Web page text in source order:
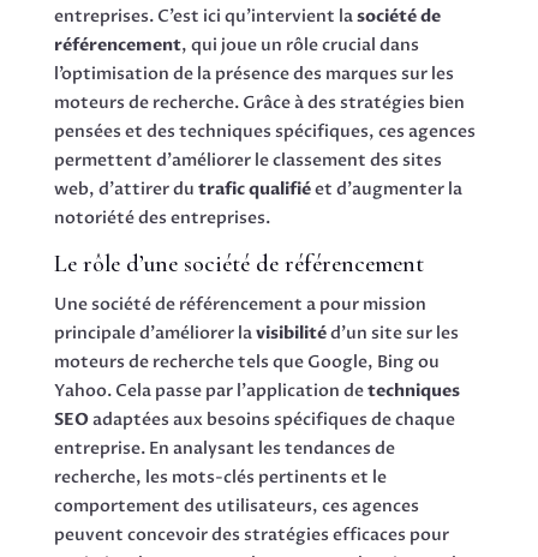
entreprises. C’est ici qu’intervient lasociété de
référencement, qui joue un rôle crucial dans
l’optimisation de la présence des marques sur les
moteurs de recherche. Grâce à des stratégies bien
pensées et des techniques spécifiques, ces agences
permettent d’améliorer le classement des sites
web, d’attirer du trafic qualifiéet d’augmenter la
notoriété des entreprises.
Le rôle d’une société de référencement
Une société de référencement a pour mission
principale d’améliorer lavisibilitéd’un site sur les
moteurs de recherche tels que Google, Bing ou
Yahoo. Cela passe par l’application detechniques
SEOadaptées aux besoins spécifiques de chaque
entreprise. En analysant les tendances de
recherche, les mots-clés pertinents et le
comportement des utilisateurs, ces agences
peuvent concevoir des stratégies efficaces pour